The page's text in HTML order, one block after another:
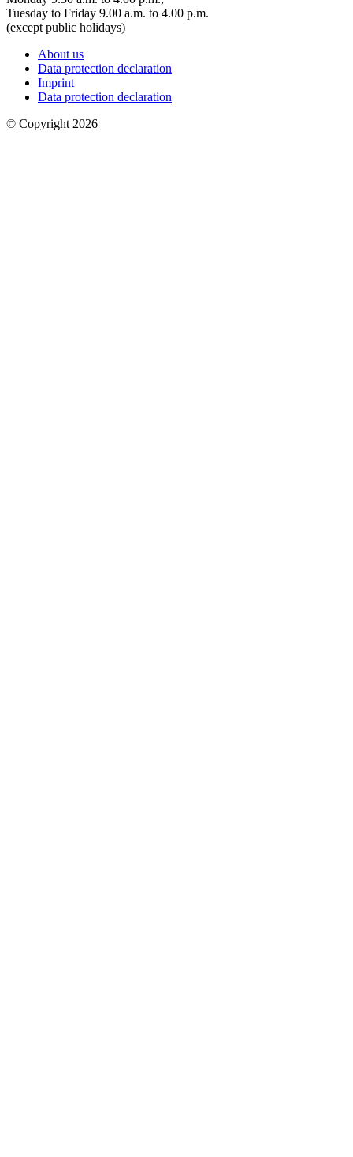
Tuesday to Friday 9.00 a.m. to 4.00 p.m.
(except public holidays)
About us
Data protection declaration
Imprint
Data protection declaration
© Copyright 2026